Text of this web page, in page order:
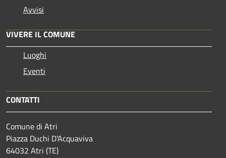
Avvisi
VIVERE IL COMUNE
Luoghi
Eventi
CONTATTI
Comune di Atri
Piazza Duchi D'Acquaviva
64032 Atri (TE)